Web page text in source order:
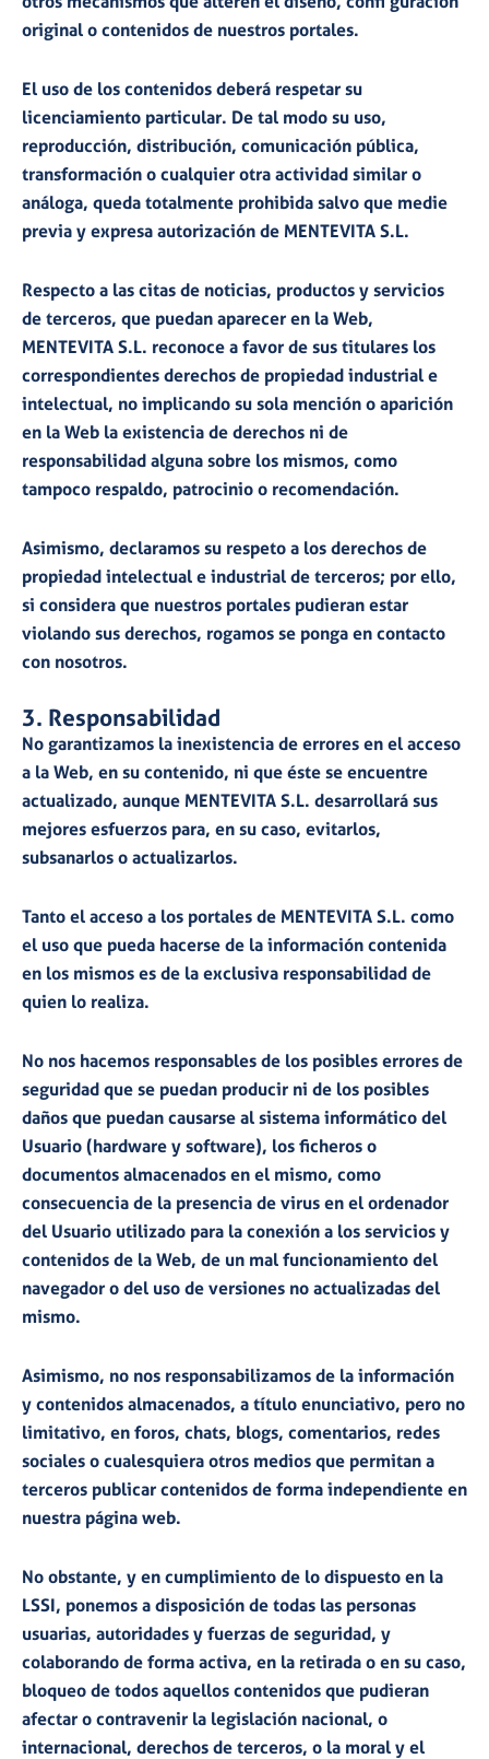
original o contenidos de nuestros portales.
El uso de los contenidos deberá respetar su
licenciamiento particular. De tal modo su uso,
reproducción, distribución, comunicación pública,
transformación o cualquier otra actividad similar o
análoga, queda totalmente prohibida salvo que medie
previa y expresa autorización de MENTEVITA S.L.
Respecto a las citas de noticias, productos y servicios
de terceros, que puedan aparecer en la Web,
MENTEVITA S.L. reconoce a favor de sus titulares los
correspondientes derechos de propiedad industrial e
intelectual, no implicando su sola mención o aparición
en la Web la existencia de derechos ni de
responsabilidad alguna sobre los mismos, como
tampoco respaldo, patrocinio o recomendación.
Asimismo, declaramos su respeto a los derechos de
propiedad intelectual e industrial de terceros; por ello,
si considera que nuestros portales pudieran estar
violando sus derechos, rogamos se ponga en contacto
con nosotros.
3. Responsabilidad
No garantizamos la inexistencia de errores en el acceso
a la Web, en su contenido, ni que éste se encuentre
actualizado, aunque MENTEVITA S.L. desarrollará sus
mejores esfuerzos para, en su caso, evitarlos,
subsanarlos o actualizarlos.
Tanto el acceso a los portales de MENTEVITA S.L. como
el uso que pueda hacerse de la información contenida
en los mismos es de la exclusiva responsabilidad de
quien lo realiza.
No nos hacemos responsables de los posibles errores de
seguridad que se puedan producir ni de los posibles
daños que puedan causarse al sistema informático del
Usuario (hardware y software), los ficheros o
documentos almacenados en el mismo, como
consecuencia de la presencia de virus en el ordenador
del Usuario utilizado para la conexión a los servicios y
contenidos de la Web, de un mal funcionamiento del
navegador o del uso de versiones no actualizadas del
mismo.
Asimismo, no nos responsabilizamos de la información
y contenidos almacenados, a título enunciativo, pero no
limitativo, en foros, chats, blogs, comentarios, redes
sociales o cualesquiera otros medios que permitan a
terceros publicar contenidos de forma independiente en
nuestra página web.
No obstante, y en cumplimiento de lo dispuesto en la
LSSI, ponemos a disposición de todas las personas
usuarias, autoridades y fuerzas de seguridad, y
colaborando de forma activa, en la retirada o en su caso,
bloqueo de todos aquellos contenidos que pudieran
afectar o contravenir la legislación nacional, o
internacional, derechos de terceros, o la moral y el